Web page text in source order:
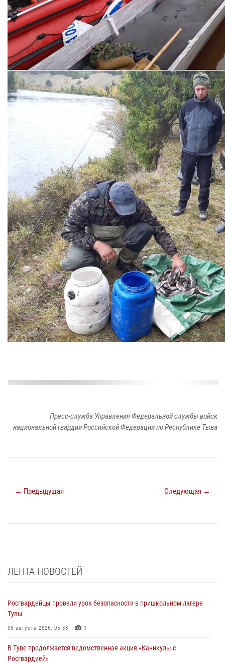
Пресс-служба Управления Федеральной службы войск
национальной гвардии Российской Федерации по Республике Тыва
← Предыдущая Следующая →
ЛЕНТА НОВОСТЕЙ
Росгвардейцы провели урок безопасности в пришкольном лагере
Тувы
05 августа 2026, 05:33 1
В Туве продолжается ведомственная акция «Каникулы с
Росгвардией»